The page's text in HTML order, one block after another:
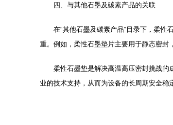
四、与其他石墨及碳素产品的关联
在“其他石墨及碳素产品”目录下，柔性
重。例如，柔性石墨垫片主要用于静态密封
柔性石墨垫是解决高温高压密封挑战
业的技术支持，从而为设备的长周期安全稳